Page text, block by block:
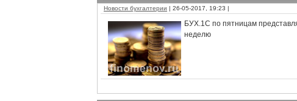
Новости бухгалтерии | 26-05-2017, 19:23 |
БУХ.1С по пятницам
неделю